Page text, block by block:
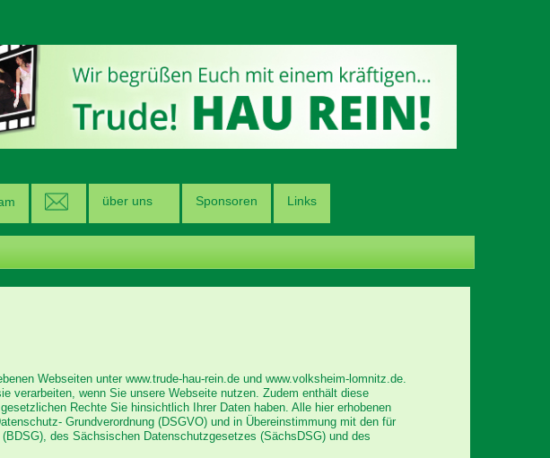
über uns Sponsoren Links
Webseiten unter www.trude-hau-rein.de und www.volksheim-lomnitz.de.
verarbeiten, wenn Sie unsere Webseite nutzen. Zudem enthält diese
Rechte Sie hinsichtlich Ihrer Daten haben. Alle hier erhobenen
Grundverordnung (DSGVO) und in Übereinstimmung mit den für
des Sächsischen Datenschutzgesetzes (SächsDSG) und des